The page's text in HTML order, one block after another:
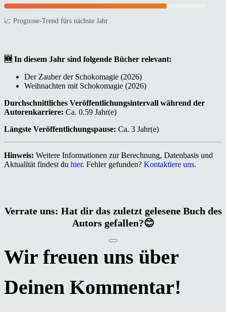
📈 Prognose-Trend fürs nächste Jahr
🆕 In diesem Jahr sind folgende Bücher relevant:
Der Zauber der Schokomagie (2026)
Weihnachten mit Schokomagie (2026)
Durchschnittliches Veröffentlichungsintervall während der
Autorenkarriere: Ca. 0.59 Jahr(e)
Längste Veröffentlichungspause: Ca. 3 Jahr(e)
Hinweis: Weitere Informationen zur Berechnung, Datenbasis und
Aktualität findest du hier. Fehler gefunden? Kontaktiere uns.
Verrate uns: Hat dir das zuletzt gelesene Buch des
Autors gefallen?😊